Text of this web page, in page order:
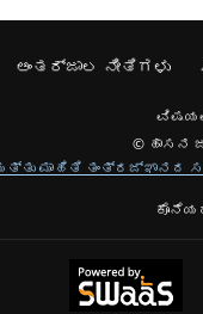
ಅಂತರ್ಜಾಲ ನೀತಿಗಳು
© ಹಾಸನ
ಮಾಹಿತಿ ತಂತ್ರಜ್ಞಾನದ